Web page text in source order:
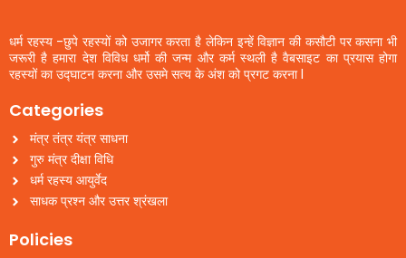
धर्म रहस्य -छुपे रहस्यों को उजागर करता है लेकिन इन्हें विज्ञान की कसौटी पर कसना भी
जरूरी है हमारा देश विविध धर्मो की जन्म और कर्म स्थली है वैबसाइट का प्रयास होगा
रहस्यों का उद्घाटन करना और उसमे सत्य के अंश को प्रगट करना l
Categories
मंत्र तंत्र यंत्र साधना
गुरु मंत्र दीक्षा विधि
धर्म रहस्य आयुर्वेद
साधक प्रश्न और उत्तर श्रंखला
Policies